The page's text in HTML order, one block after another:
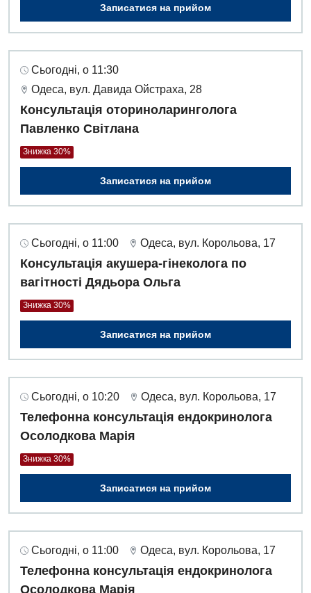
Записатися на прийом
Сьогодні, о 11:30
Одеса, вул. Давида Ойстраха, 28
Консультація оториноларинголога
Павленко Світлана
Знижка 30%
Записатися на прийом
Сьогодні, о 11:00 Одеса, вул. Корольова, 17
Консультація акушера-гінеколога по
вагітності Дядьора Ольга
Знижка 30%
Записатися на прийом
Сьогодні, о 10:20 Одеса, вул. Корольова, 17
Телефонна консультація ендокринолога
Осолодкова Марія
Знижка 30%
Записатися на прийом
Сьогодні, о 11:00 Одеса, вул. Корольова, 17
Телефонна консультація ендокринолога
Осолодкова Марія